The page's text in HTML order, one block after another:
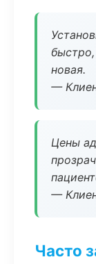
быстро,
новая.
—
Цены
—
Часто